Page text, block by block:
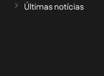
Últimas notícias